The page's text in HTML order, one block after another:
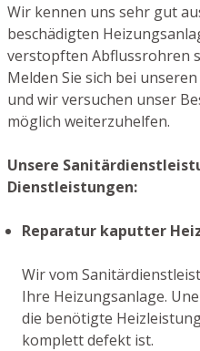
Wir kennen uns sehr gut
beschädigten
verstopften Abflussrohren
Melden Sie sich bei
und wir versuchen unser
möglich weiterzuhelfen.
Unsere
Dienstleistungen:
Reparatur kaputter
Wir vom
Ihre Heizungsanlage.
die benötigte
komplett defekt ist.